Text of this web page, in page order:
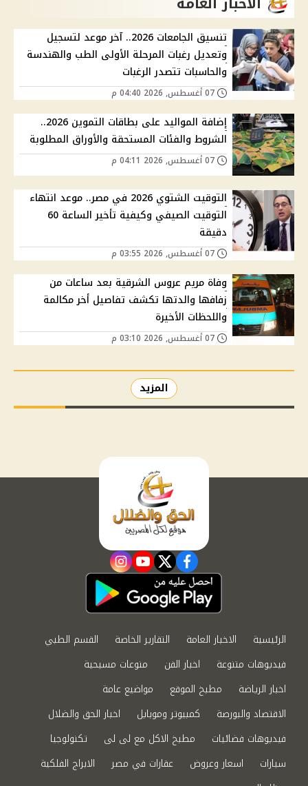
تنسيق الجامعات 2026.. آخر موعد لتسجيل
وتعديل رغبات المرحلة الأولى الطب والهندسة
والحاسبات تتصدر الرغبات
إضافة المواليد على بطاقات التموين 2026..
الشروط والفئات المستحقة والأوراق المطلوبة
التوقيت الشتوي 2026 في مصر.. موعد انتهاء
التوقيت الصيفي وكيفية تأخير الساعة 60
دقيقة
وفاة مريم عروس الشرقية بعد ساعات من
زفافها والدتها تكشف تفاصيل أخر مكالمة
واللحظات الأخيرة
المزيد
facebook
twitter
youtube
instagram
الرئيسية الاخبار العامة التقارير الخاصة
القسم الطبي
فيديوهات متنوعة
اخبار الفن
منوعات مسيحية
اخبار الرياضة
مطبخ الموقع
مواضيع عامة
الاقتصاد والبورصة
كمبيوتر وموبايل
اخبار الحق والضلال
فيديوهات فضائيات
مطبخ الاكل مع لى لى
تكنولوجيا
سيارات
اسعار وعروض عقارات في مصر
الابراج الفلكية